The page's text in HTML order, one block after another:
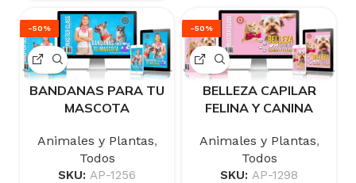
-50%
BANDANAS PARA TU
MASCOTA
Animales y Plantas,
Todos
SKU: AP-1256
-50%
BELLEZA CAPILAR
FELINA Y CANINA
Animales y Plantas,
Todos
SKU: AP-1298